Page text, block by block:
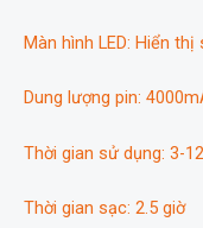
Màn hình LED: Hiển thị
Dung lượng pin:
Thời gian sử dụng: 3-
Thời gian sạc: 2.5 giờ